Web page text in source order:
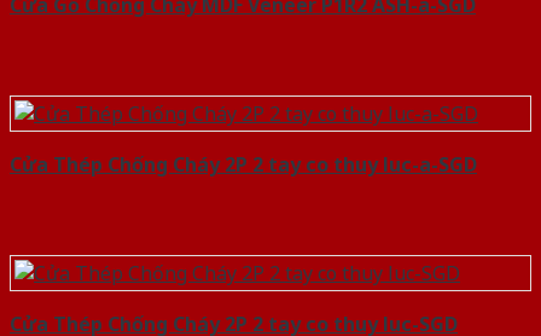
Cửa Thép Chống Cháy 2P 2 tay co thuy luc-a-SGD
Cửa Thép Chống Cháy 2P 2 tay co thuy luc-SGD